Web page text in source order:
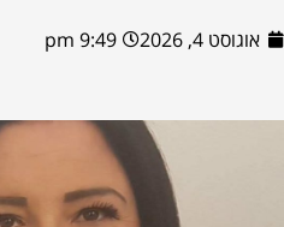
אוגוסט 4, 2026 9:49 pm